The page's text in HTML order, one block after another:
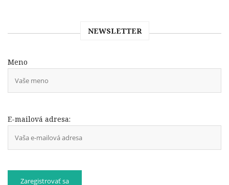
NEWSLETTER
Meno
E-mailová adresa: